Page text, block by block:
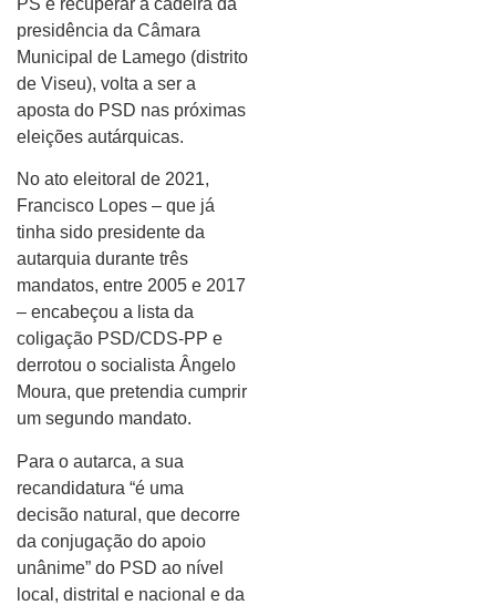
PS e recuperar a cadeira da
presidência da Câmara
Municipal de Lamego (distrito
de Viseu), volta a ser a
aposta do PSD nas próximas
eleições autárquicas.
No ato eleitoral de 2021,
Francisco Lopes – que já
tinha sido presidente da
autarquia durante três
mandatos, entre 2005 e 2017
– encabeçou a lista da
coligação PSD/CDS-PP e
derrotou o socialista Ângelo
Moura, que pretendia cumprir
um segundo mandato.
Para o autarca, a sua
recandidatura “é uma
decisão natural, que decorre
da conjugação do apoio
unânime” do PSD ao nível
local, distrital e nacional e da